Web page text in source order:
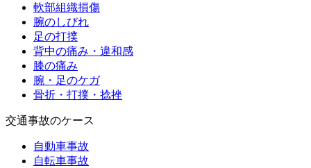
軟部組織損傷
腕のしびれ
足の打撲
背中の痛み・違和感
膝の痛み
腕・足のケガ
骨折・打撲・捻挫
交通事故のケース
自動車事故
自転車事故